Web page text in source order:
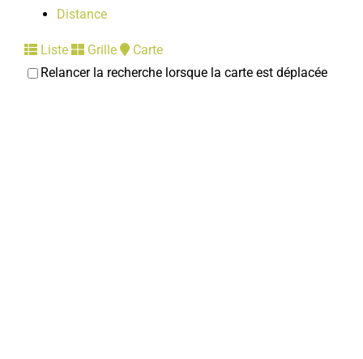
Distance
Liste Grille
Carte
Relancer la recherche lorsque la carte est déplacée